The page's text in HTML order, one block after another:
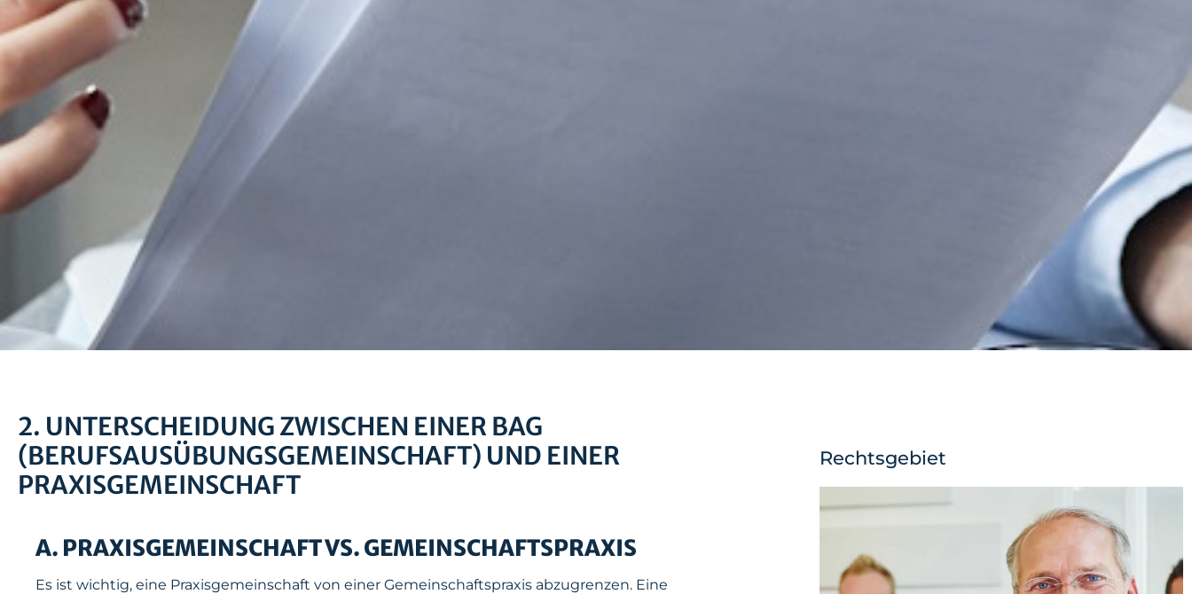
2. UNTERSCHEIDUNG ZWISCHEN EINER BAG
(BERUFSAUSÜBUNGSGEMEINSCHAFT) UND EINER
PRAXISGEMEINSCHAFT
A. PRAXISGEMEINSCHAFT VS. GEMEINSCHAFTSPRAXIS
Es ist wichtig, eine Praxisgemeinschaft von einer Gemeinschaftspraxis abzugrenzen. Eine
Rechtsgebiet